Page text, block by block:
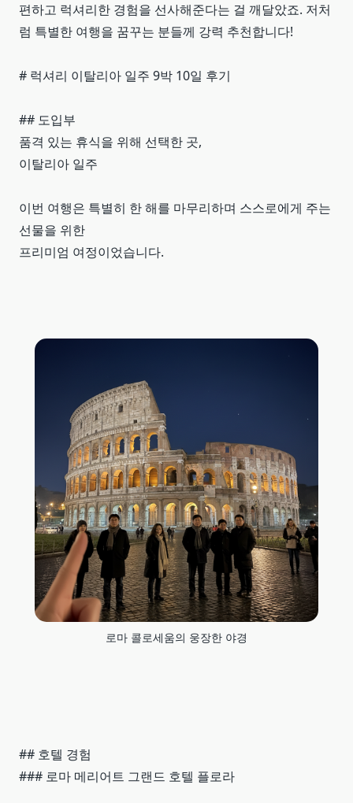
편하고 럭셔리한 경험을 선사해준다는 걸 깨달았죠. 저처
럼 특별한 여행을 꿈꾸는 분들께 강력 추천합니다!
# 럭셔리 이탈리아 일주 9박 10일 후기
## 도입부
품격 있는 휴식을 위해 선택한 곳,
이탈리아 일주
이번 여행은 특별히 한 해를 마무리하며 스스로에게 주는
선물을 위한
프리미엄 여정이었습니다.
로마 콜로세움의 웅장한 야경
## 호텔 경험
### 로마 메리어트 그랜드 호텔 플로라